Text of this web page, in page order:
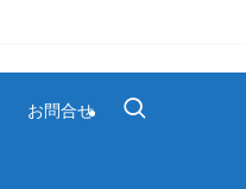
お問合せ